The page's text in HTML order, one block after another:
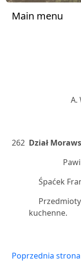
Main menu
A.
262 Dział
Śpaćek
Przedmioty
kuchenne.
Poprzednia strona